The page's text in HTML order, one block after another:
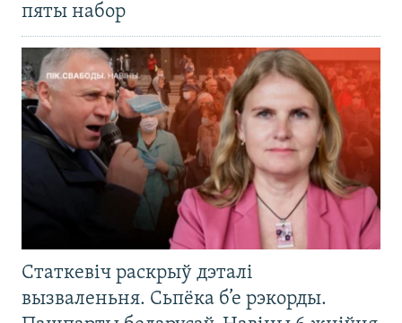
пяты набор
Статкевіч раскрыў дэталі
вызваленьня. Сьпёка б’е рэкорды.